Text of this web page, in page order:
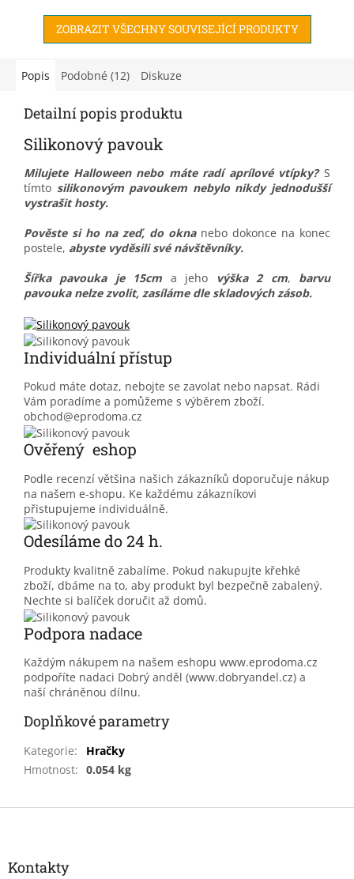
hospodářská zvířata,
sklápěcího...
ZOBRAZIT VŠECHNY SOUVISEJÍCÍ PRODUKTY
Popis Podobné (12) Diskuze
Detailní popis produktu
Silikonový pavouk
Milujete Halloween nebo máte radí aprílové vtípky? S
tímto silikonovým pavoukem nebylo nikdy jednodušší
vystrašit hosty.
Pověste si ho na zeď, do oknanebo dokonce na konec
postele, abyste vyděsili své návštěvníky.
Šířka pavouka je 15cm a jeho výška 2 cm, barvu
pavouka nelze zvolit, zasíláme dle skladových zásob.
Individuální přístup
Pokud máte dotaz, nebojte se zavolat nebo napsat. Rádi
Vám poradíme a pomůžeme s výběrem zboží.
obchod@eprodoma.cz
Ověřený eshop
Podle recenzí většina našich zákazníků doporučuje nákup
na našem e-shopu. Ke každému zákazníkovi
přistupujeme individuálně.
Odesíláme do 24 h.
Produkty kvalitně zabalíme. Pokud nakupujte křehké
zboží, dbáme na to, aby produkt byl bezpečně zabalený.
Nechte si balíček doručit až domů.
Podpora nadace
Každým nákupem na našem eshopu www.eprodoma.cz
podpoříte nadaci Dobrý anděl (www.dobryandel.cz) a
naší chráněnou dílnu.
Doplňkové parametry
Kategorie:
Hračky
Hmotnost: 0.054 kg
Kontakty